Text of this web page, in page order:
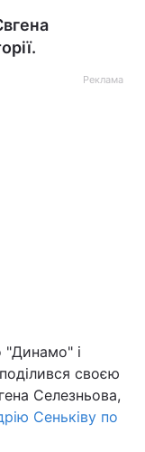
Реклама
"Динамо" і
своєю
Селезньова,
Сеньківу по